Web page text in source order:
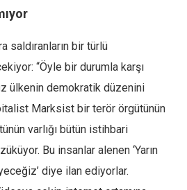
saldıranların bir türlü
“Öyle bir durumla karşı
ülkenin demokratik düzenini
Marksist bir terör örgütünün
varlığı bütün istihbari
Bu insanlar alenen ‘Yarın
diye ilan ediyorlar.